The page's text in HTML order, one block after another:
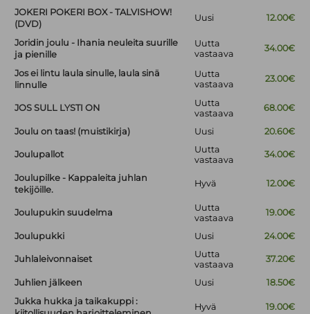
JOKERI POKERI BOX - TALVISHOW!
(DVD)
Uusi 12.00€
Joridin joulu - Ihania neuleita suurille
ja pienille
Uutta
vastaava
34.00€
Jos ei lintu laula sinulle, laula sinä
linnulle
Uutta
vastaava
23.00€
JOS SULL LYSTI ON
Uutta
vastaava
68.00€
Joulu on taas! (muistikirja) Uusi 20.60€
Joulupallot
Uutta
vastaava
34.00€
Joulupilke - Kappaleita juhlan
tekijöille.
Hyvä 12.00€
Joulupukin suudelma
Uutta
vastaava
19.00€
Joulupukki Uusi 24.00€
Juhlaleivonnaiset
Uutta
vastaava
37.20€
Juhlien jälkeen Uusi
18.50€
Jukka hukka ja taikakuppi :
Hyvä 19.00€